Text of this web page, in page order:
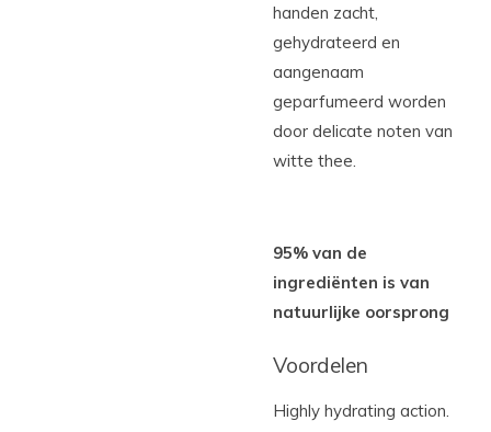
handen zacht,
gehydrateerd en
aangenaam
geparfumeerd worden
door delicate noten van
witte thee.
95% van de
ingrediënten is van
natuurlijke oorsprong
Voordelen
Highly hydrating action.